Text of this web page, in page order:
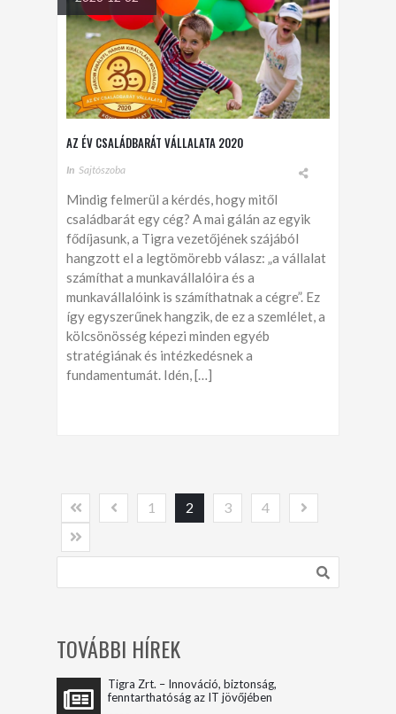
AZ ÉV CSALÁDBARÁT VÁLLALATA 2020
In Sajtószoba
Mindig felmerül a kérdés, hogy mitől
családbarát egy cég? A mai gálán az egyik
fődíjasunk, a Tigra vezetőjének szájából
hangzott el a legtömörebb válasz: „a vállalat
számíthat a munkavállalóira és a
munkavállalóink is számíthatnak a cégre”. Ez
így egyszerűnek hangzik, de ez a szemlélet, a
kölcsönösség képezi minden egyéb
stratégiának és intézkedésnek a
fundamentumát. Idén, […]
1 2 3 4
TOVÁBBI HÍREK
Tigra Zrt. – Innováció, biztonság,
fenntarthatóság az IT jövőjében